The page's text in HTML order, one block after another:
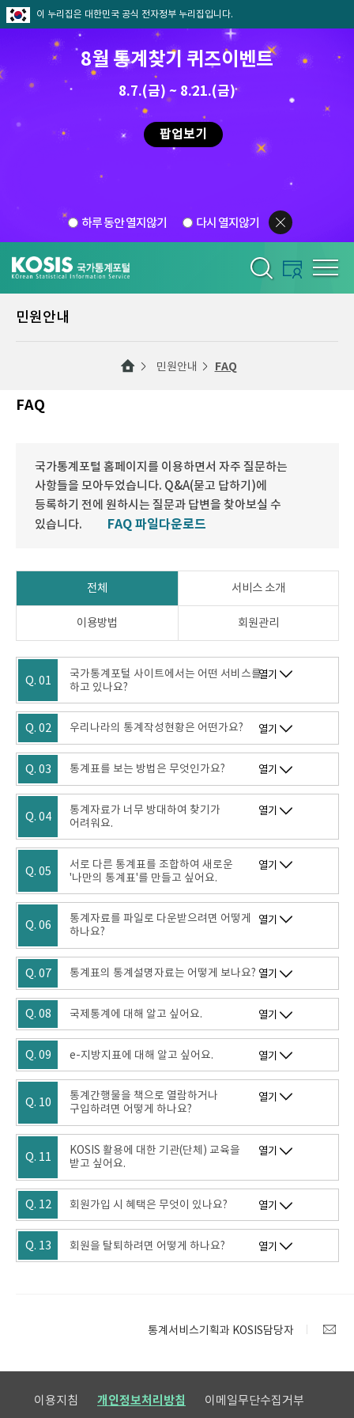
이 누리집은 대한민국 공식 전자정부 누리집입니다.
8월 통계찾기 퀴즈이벤트
8.7.(금) ~ 8.21.(금)
팝업보기
하루 동안 열지않기 다시 열지않기
민원안내
민원안내 FAQ
FAQ
국가통계포털 홈페이지를 이용하면서 자주 질문하는
사항들을 모아두었습니다. Q&A(묻고 답하기)에
등록하기 전에 원하시는 질문과 답변을 찾아보실 수
있습니다.
FAQ 파일다운로드
전체 서비스 소개
이용방법 회원관리
Q. 01
국가통계포털 사이트에서는 어떤 서비스를
하고 있나요?
열기
Q. 02 우리나라의 통계작성현황은 어떤가요? 열기
Q. 03 통계표를 보는 방법은 무엇인가요? 열기
Q. 04
통계자료가 너무 방대하여 찾기가
어려워요.
열기
Q. 05
서로 다른 통계표를 조합하여 새로운
'나만의 통계표'를 만들고 싶어요.
열기
Q. 06
통계자료를 파일로 다운받으려면 어떻게
하나요?
열기
Q. 07 통계표의 통계설명자료는 어떻게 보나요? 열기
Q. 08 국제통계에 대해 알고 싶어요. 열기
Q. 09 e-지방지표에 대해 알고 싶어요. 열기
Q. 10
통계간행물을 책으로 열람하거나
구입하려면 어떻게 하나요?
열기
Q. 11
KOSIS 활용에 대한 기관(단체) 교육을
받고 싶어요.
열기
Q. 12 회원가입 시 혜택은 무엇이 있나요? 열기
Q. 13 회원을 탈퇴하려면 어떻게 하나요? 열기
통계서비스기획과 KOSIS담당자
이용지침 개인정보처리방침 이메일무단수집거부